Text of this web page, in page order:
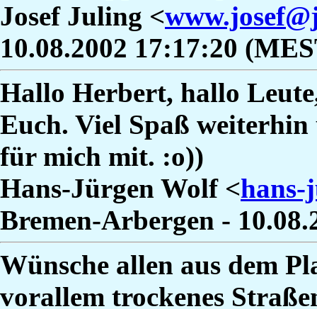
Josef Juling <
10.08.2002 17:17:20
Hallo Herbert, hallo
Euch. Viel Spaß
für mich mit. :o))
Hans-Jürgen Wolf <hans-
Bremen-Arbergen -
Wünsche allen aus dem
vorallem trockenes